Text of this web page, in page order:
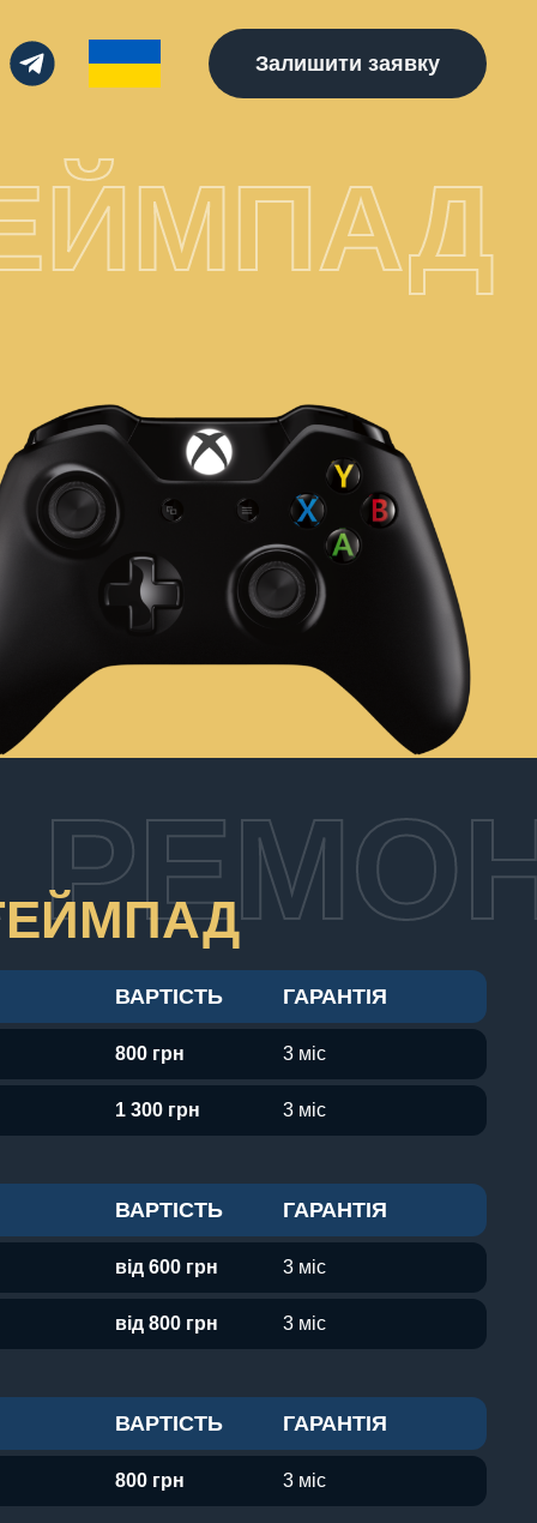
Залишити заявку
ВАРТІСТЬ ГАРАНТІЯ
800 грн 3 міс
1 300 грн 3 міс
ВАРТІСТЬ ГАРАНТІЯ
від 600 грн 3 міс
від 800 грн 3 міс
ВАРТІСТЬ ГАРАНТІЯ
800 грн 3 міс